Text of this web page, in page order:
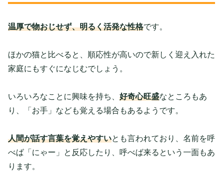
温厚で物おじせず、明るく活発な性格です。
ほかの猫と比べると、順応性が高いので新しく迎え入れた
家庭にもすぐになじむでしょう。
いろいろなことに興味を持ち、 好奇心旺盛なところもあ
り、「お手」なども覚える場合もあるようです。
人間が話す言葉を覚えやすいとも言われており、名前を呼
べば「にゃー」と反応したり、呼べば来るという一面もあ
ります。